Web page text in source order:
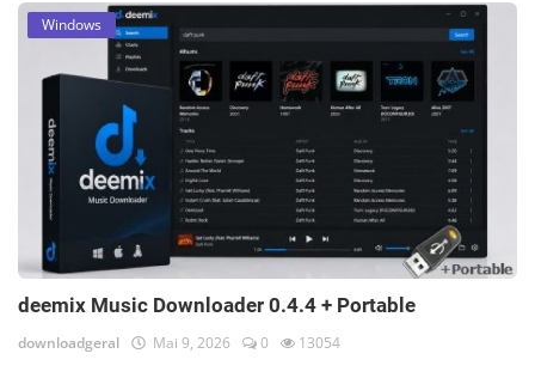
Windows
deemix Music Downloader 0.4.4 + Portable
downloadgeral Mai 9, 2026 0 13054